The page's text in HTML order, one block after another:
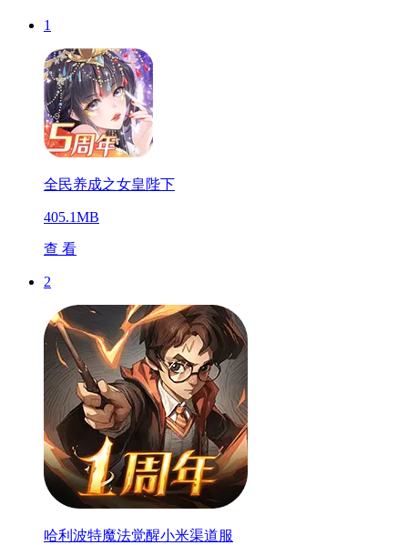
1
全民养成之女皇陛下
405.1MB
查 看
2
哈利波特魔法觉醒小米渠道服